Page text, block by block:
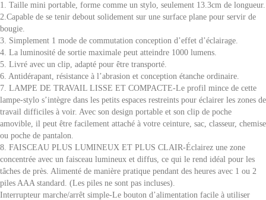
1. Taille mini portable, forme comme un stylo, seulement 13.3cm de longueur.
2.Capable de se tenir debout solidement sur une surface plane pour servir de
bougie.
3. Simplement 1 mode de commutation conception d’effet d’éclairage.
4. La luminosité de sortie maximale peut atteindre 1000 lumens.
5. Livré avec un clip, adapté pour être transporté.
6. Antidérapant, résistance à l’abrasion et conception étanche ordinaire.
7. LAMPE DE TRAVAIL LISSE ET COMPACTE-Le profil mince de cette
lampe-stylo s’intègre dans les petits espaces restreints pour éclairer les zones de
travail difficiles à voir. Avec son design portable et son clip de poche
amovible, il peut être facilement attaché à votre ceinture, sac, classeur, chemise
ou poche de pantalon.
8. FAISCEAU PLUS LUMINEUX ET PLUS CLAIR-Éclairez une zone
concentrée avec un faisceau lumineux et diffus, ce qui le rend idéal pour les
tâches de près. Alimenté de manière pratique pendant des heures avec 1 ou 2
piles AAA standard. (Les piles ne sont pas incluses).
Interrupteur marche/arrêt simple-Le bouton d’alimentation facile à utiliser